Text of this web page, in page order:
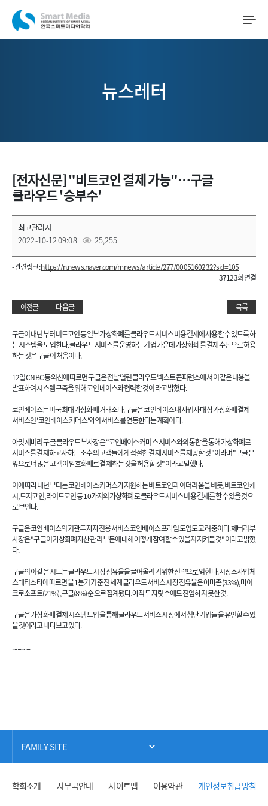
뉴스레터
[전자신문] "비트코인 결제 가능"…구글
클라우드 '승부수'
최고관리자
2022-10-12 09:08
25,255
- 관련링크 :https://n.news.naver.com/mnews/article/277/0005160232?sid=105
37123회 연결
이전글 다음글 목록
구글이 내년부터 비트코인 등 일부 가상화폐를 클라우드 서비스 비용 결제에 사용할 수 있도록 하
는 시스템을 도입한다. 클라우드 서비스를 운영하는 기업 가운데 가상화폐를 결제 수단으로 허용
하는 것은 구글이 처음이다.
12일 CNBC 등 외신에 따르면 구글은 전날 열린 클라우드 넥스트 콘퍼런스에서 이 같은 내용을
발표하며 시스템 구축을 위해 코인베이스와 협력할 것이라고 밝혔다.
코인베이스는 미국 최대 가상화폐 거래소다. 구글은 코인베이스 내 사업자 대상 가상화폐 결제
서비스인 '코인베이스 커머스'와의 서비스를 연동한다는 계획이다.
아밋 제버리 구글 클라우드 부사장은 "코인베이스 커머스 서비스와의 통합을 통해 가상화폐로
서비스를 결제하고자 하는 소수의 고객들에게 적절한 결제 서비스를 제공할 것"이라며 "구글은
앞으로 더 많은 고객이 암호화폐로 결제하는 것을 허용할 것"이라고 말했다.
이에 따라 내년부터는 코인베이스 커머스가 지원하는 비트코인과 이더리움을 비롯, 비트코인 캐
시, 도지코인, 라이트코인 등 10가지의 가상화폐로 클라우드 서비스 비용 결제를 할 수 있을 것으
로 보인다.
구글은 코인베이스의 기관투자자 전용 서비스 코인베이스 프라임 도입도 고려 중이다. 제버리 부
사장은 "구글이 가상화폐 자산 관리 부문에 대해 어떻게 참여할 수 있을지 지켜볼 것"이라고 밝혔
다.
구글의 이같은 시도는 클라우드 시장 점유율을 끌어올리기 위한 전략으로 읽힌다. 시장조사업체
스태티스타에 따르면 올 1분기 기준 전 세계 클라우드 서비스 시장 점유율은 아마존(33%), 마이
크로소프트(21%), 구글(8%) 순으로 집계됐다. 아직 두자릿 수에도 진입하지 못한 것.
구글은 가상화폐 결제 시스템 도입을 통해 클라우드 서비스 시장에서 첨단 기업들을 유인할 수 있
을 것이라고 내다보고 있다.
..............
학회소개 사무국안내 사이트맵 이용약관 개인정보취급방침